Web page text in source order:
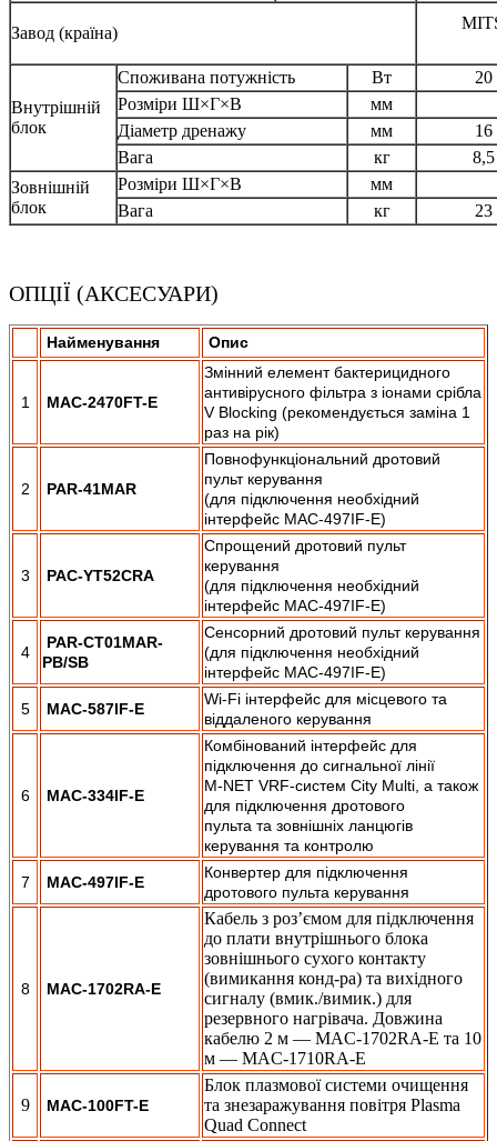
Завод (країна)
Внутрішній
блок
Споживана потужність Вт
20
Розміри Ш×Г×В
мм
Діаметр дренажу
мм
16
Вага
кг
8,5
Зовнішній
блок
Розміри Ш×Г×В
мм
Вага
кг 23
ОПЦІЇ (АКСЕСУАРИ)
Найменування Опис
1 MAC-2470FT-E
Змінний елемент бактерицидного
антивірусного фільтра з іонами срібла
V Blocking (рекомендується заміна 1
раз на рік)
2 PAR-41MAR
Повнофункціональний дротовий
пульт керування
(для підключення необхідний
інтерфейс MAC-497IF-E)
3 PAC-YT52CRA
Спрощений дротовий пульт
керування
(для підключення необхідний
інтерфейс MAC-497IF-E)
4
PAR-CT01MAR-
PB/SB
Сенсорний дротовий пульт керування
(для підключення необхідний
інтерфейс MAC-497IF-E)
5 MAC-587IF-E
Wi-Fi інтерфейс для місцевого та
віддаленого керування
6 MAC-334IF-E
Комбінований інтерфейс для
підключення до сигнальної лінії
M-NET VRF-систем City Multi, а також
для підключення дротового
пульта та зовнішніх ланцюгів
керування та контролю
7 MAC-497IF-E
Конвертер для підключення
дротового пульта керування
8 MAC-1702RA-E
Кабель з роз’ємом для підключення
до плати внутрішнього блока
зовнішнього сухого контакту
(вимикання конд-ра) та вихідного
сигналу (вмик./вимик.) для
резервного нагрівача. Довжина
кабелю 2 м — MAC-1702RA-E та 10
м — MAC-1710RA-E
9 MAC-100FT-E
Блок плазмової системи очищення
та знезаражування повітря Plasma
Quad Connect